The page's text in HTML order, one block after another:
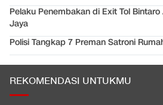
Pelaku Penembakan di Exit Tol
Jaya
Polisi Tangkap 7 Preman Satroni
REKOMENDASI UNTUKMU